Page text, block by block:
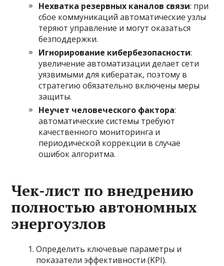
Нехватка резервных каналов связи: при
сбое коммуникаций автоматические узлы
теряют управление и могут оказаться
безподдержки.
Игнорирование кибербезопасности:
увеличение автоматизации делает сети
уязвимыми для кибератак, поэтому в
стратегию обязательно включены меры
защиты.
Неучет человеческого фактора:
автоматические системы требуют
качественного мониторинга и
периодической коррекции в случае
ошибок алгоритма.
Чек-лист по внедрению
полностью автономных
энергоузлов
Определить ключевые параметры и
показатели эффективности (KPI).